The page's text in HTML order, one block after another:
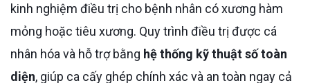
kinh nghiệm điều trị cho bệnh nhân có xương hàm
mỏng hoặc tiêu xương. Quy trình điều trị được cá
nhân hóa và hỗ trợ bằng hệ thống kỹ thuật số toàn
diện, giúp ca cấy ghép chính xác và an toàn ngay cả